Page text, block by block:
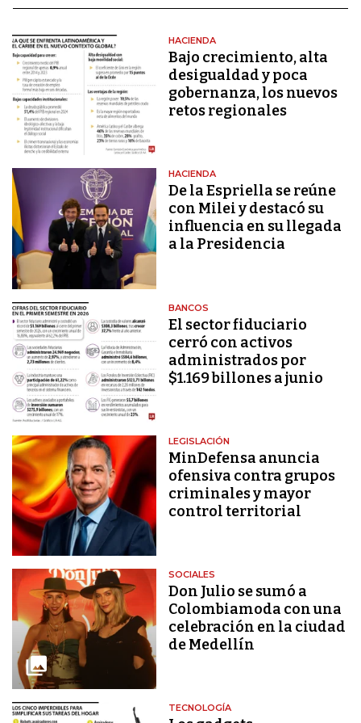
HACIENDA
Bajo crecimiento, alta
desigualdad y poca
gobernanza, los nuevos
retos regionales
HACIENDA
De la Espriella se reúne
con Milei y destacó su
influencia en su llegada
a la Presidencia
BANCOS
El sector fiduciario
cerró con activos
administrados por
$1.169 billones a junio
LEGISLACIÓN
MinDefensa anuncia
ofensiva contra grupos
criminales y mayor
control territorial
SOCIALES
Don Julio se sumó a
Colombiamoda con una
celebración en la ciudad
de Medellín
TECNOLOGÍA